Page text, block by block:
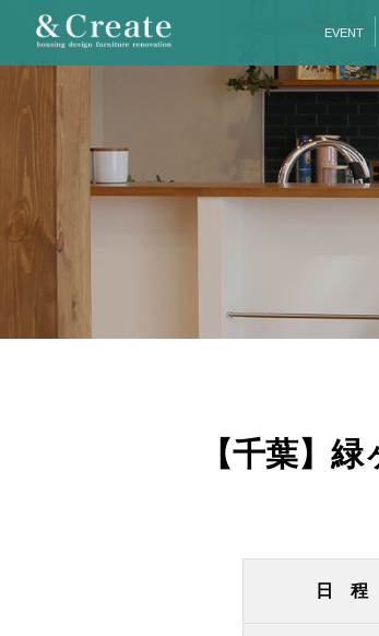
EVENT
【千葉】
日 程